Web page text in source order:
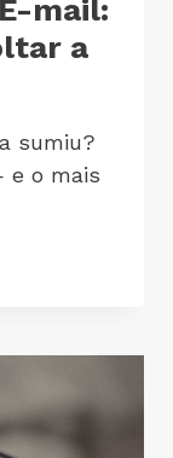
mail:
a
sumiu?
e o mais